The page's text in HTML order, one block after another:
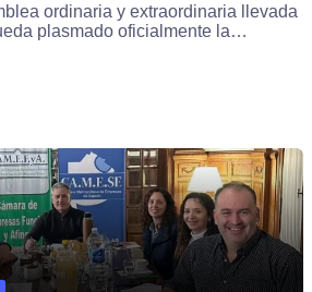
ordinaria y extraordinaria llevada
plasmado oficialmente la…